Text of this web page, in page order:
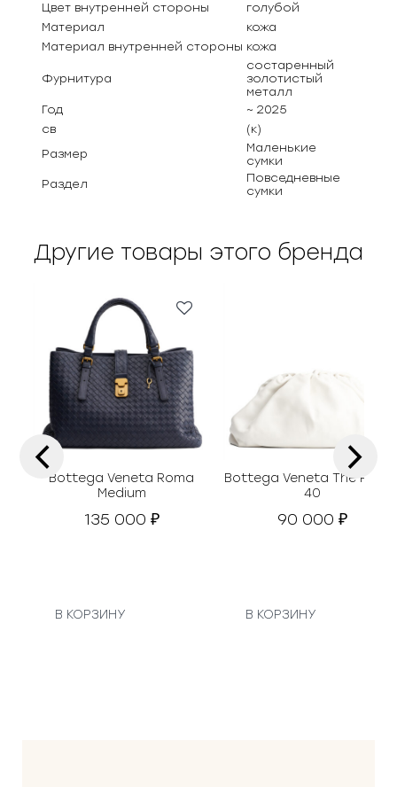
Цвет внутренней стороны
голубой
Материал
кожа
Материал внутренней стороны кожа
Фурнитура
состаренный
золотистый
металл
Год
~ 2025
св
(к)
Размер
Маленькие
сумки
Раздел
Повседневные
сумки
Другие товары этого бренда
Bottega Veneta Roma
Medium
135 000 ₽
В КОРЗИНУ
Bottega Veneta The
40
90 000 ₽
В КОРЗИНУ
‹ ›